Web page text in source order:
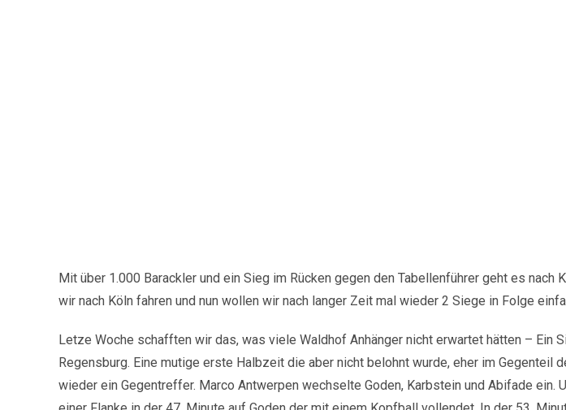
Mit über 1.000 Barackler und ein Sieg im Rücken gegen den Tabellenführer geht es nach
wir nach Köln fahren und nun wollen wir nach langer Zeit mal wieder 2 Siege in Folge
Letze Woche schafften wir das, was viele Waldhof Anhänger nicht erwartet hätten – Ein
Regensburg. Eine mutige erste Halbzeit die aber nicht belohnt wurde, eher im Gegenteil
wieder ein Gegentreffer. Marco Antwerpen wechselte Goden, Karbstein und Abifade